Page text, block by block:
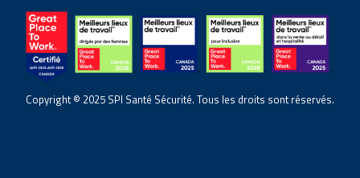
Copyright © 2025 SPI Santé Sécurité. Tous les droits sont réservés.